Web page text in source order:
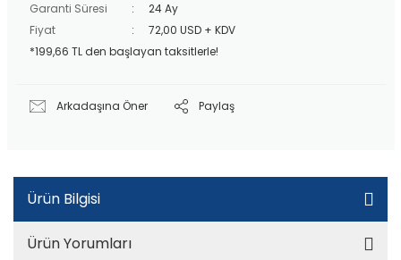
Garanti Süresi
24 Ay
Fiyat
72,00 USD + KDV
*199,66 TL den başlayan taksitlerle!
Arkadaşına Öner Paylaş
Ürün Bilgisi
Ürün Yorumları